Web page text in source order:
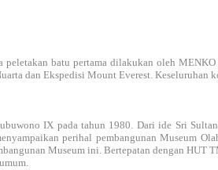
batu pertama dilakukan oleh
dan Ekspedisi Mount Everest.
IX pada tahun 1980. Dari ide Sri
perihal pembangunan Museum
Museum ini. Bertepatan dengan